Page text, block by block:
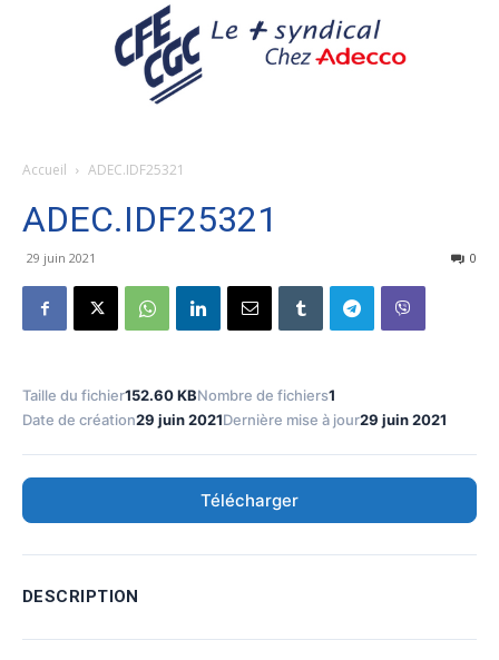
Accueil ADEC.IDF25321
ADEC.IDF25321
29 juin 2021 0
Taille du fichier152.60 KBNombre de fichiers1
Date de création29 juin 2021Dernière mise à jour29 juin 2021
Télécharger
DESCRIPTION